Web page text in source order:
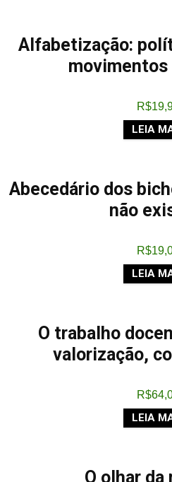
Alfabetização:
movimentos
R$
LEIA
Abecedário dos
não
R$
LEIA
O trabalho
valorização,
R$
LEIA
O olhar da